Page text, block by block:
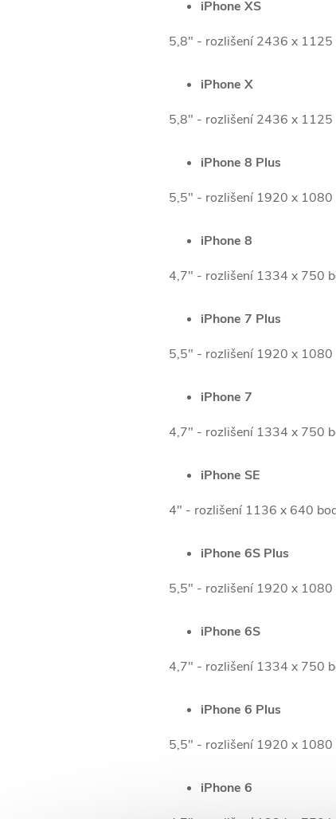
iPhone XS
5,8" - rozlišení 2436 x 1125
iPhone X
5,8" - rozlišení 2436 x 1125
iPhone 8 Plus
5,5" - rozlišení 1920 x 1080
iPhone 8
4,7" - rozlišení 1334 x 750
iPhone 7 Plus
5,5" - rozlišení 1920 x 1080
iPhone 7
4,7" - rozlišení 1334 x 750
iPhone SE
4" - rozlišení 1136 x 640
iPhone 6S Plus
5,5" - rozlišení 1920 x 1080
iPhone 6S
4,7" - rozlišení 1334 x 750
iPhone 6 Plus
5,5" - rozlišení 1920 x 1080
iPhone 6